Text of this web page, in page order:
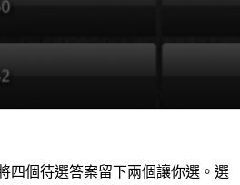
四個待選答案留下兩個讓你選。選